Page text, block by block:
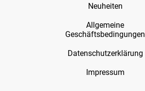
Neuheiten
Allgemeine
Geschäftsbedingungen
Datenschutzerklärung
Impressum